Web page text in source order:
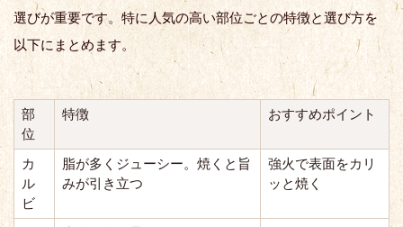
選びが重要です。特に人気の高い部位ごとの特徴と選び方を
以下にまとめます。
部
位
特徴 おすすめポイント
カ
ル
ビ
脂が多くジューシー。焼くと旨
みが引き立つ
強火で表面をカリ
ッと焼く